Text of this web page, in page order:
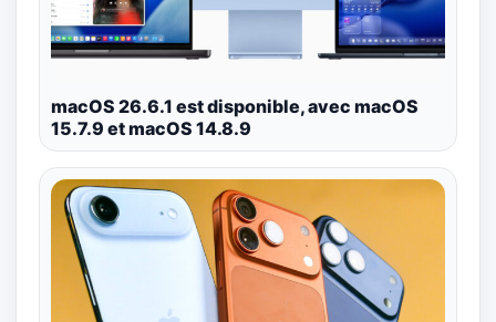
macOS 26.6.1 est disponible, avec macOS
15.7.9 et macOS 14.8.9